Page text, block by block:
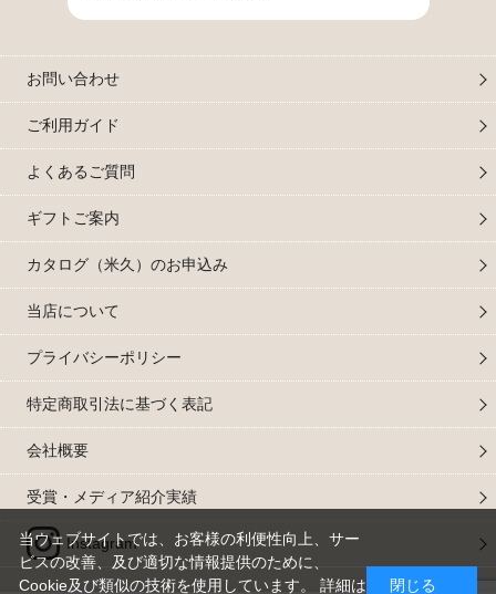
お問い合わせ
ご利用ガイド
よくあるご質問
ギフトご案内
カタログ（米久）のお申込み
当店について
プライバシーポリシー
特定商取引法に基づく表記
会社概要
受賞・メディア紹介実績
Instagram
当ウェブサイトでは、お客様の利便性向上、サー
ビスの改善、及び適切な情報提供のために、
Cookie及び類似の技術を使用しています。 詳細は
閉じる